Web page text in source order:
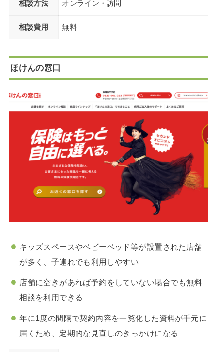
相談方法 オンライン・訪問
相談費用 無料
ほけんの窓口
キッズスペースやベビーベッド等が設置された店舗
が多く、子連れでも利用しやすい
店舗に空きがあれば予約をしていない場合でも無料
相談を利用できる
年に1度の間隔で契約内容を一覧化した資料が手元に
届くため、定期的な見直しのきっかけになる